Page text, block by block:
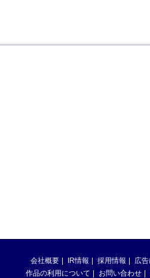
会社概要 IR情報 採用情報 広
作品の利用について
お問い合わせ